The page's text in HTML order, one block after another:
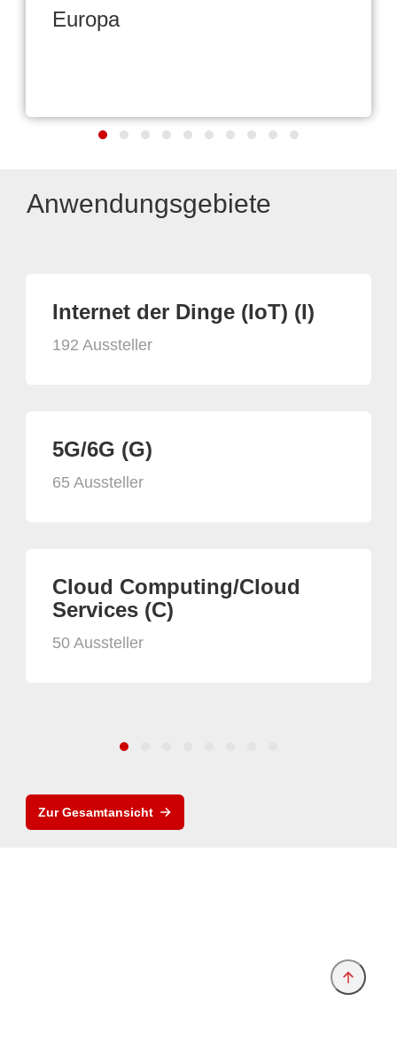
Europa
Anwendungsgebiete
Internet der Dinge (IoT) (I)
192 Aussteller
5G/6G (G)
65 Aussteller
Cloud Computing/Cloud
Services (C)
50 Aussteller
Zur Gesamtansicht